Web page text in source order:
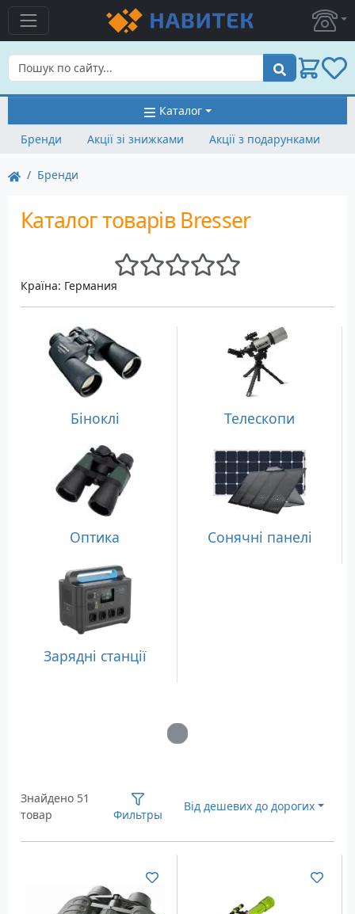
Пошук
Каталог
Бренди
Акції зі знижками Акції з подарунками
Бренди
Каталог товарів Bresser
Країна: Германия
Біноклі Телескопи
Оптика Сонячні панелі
Зарядні станції
Загрузка...
Знайдено 51
товар
Фильтры
Від дешевих до дорогих